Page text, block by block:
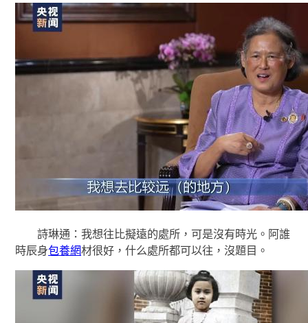
詩琳通：我想往比擬遠的處所，可是沒有時光。阿誰
時辰身包養網材很好，什么處所都可以往，沒題目。